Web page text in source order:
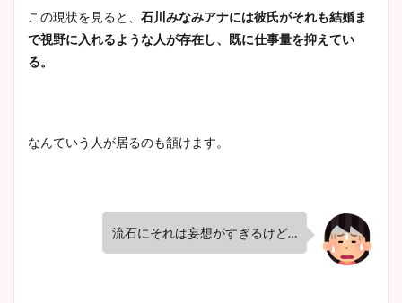
この現状を見ると、 石川みなみアナには彼氏がそれも結婚ま
で視野に入れるような人が存在し、既に仕事量を抑えてい
る。
なんていう人が居るのも頷けます。
流石にそれは妄想がすぎるけど…